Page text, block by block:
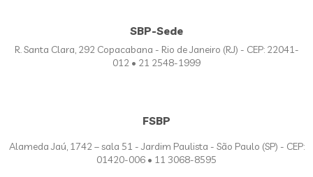
SBP-Sede
R. Santa Clara, 292 Copacabana - Rio de Janeiro (RJ) - CEP: 22041-
012 • 21 2548-1999
FSBP
Alameda Jaú, 1742 – sala 51 - Jardim Paulista - São Paulo (SP) - CEP:
01420-006 • 11 3068-8595